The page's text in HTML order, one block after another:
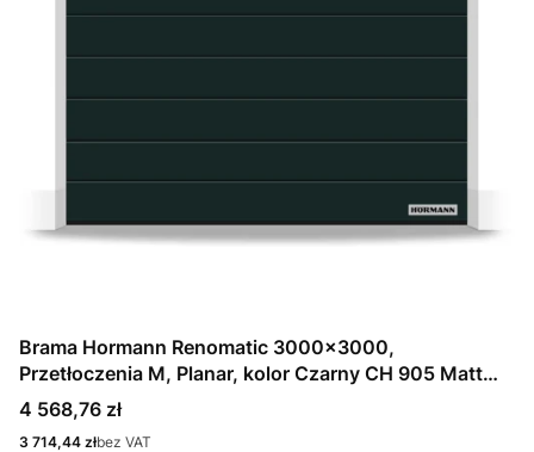
Brama Hormann Renomatic 3000x3000,
Przetłoczenia M, Planar, kolor Czarny CH 905 Matt
deluxe + Prowadzenie N
Cena
4 568,76 zł
Cena
3 714,44 złbez VAT